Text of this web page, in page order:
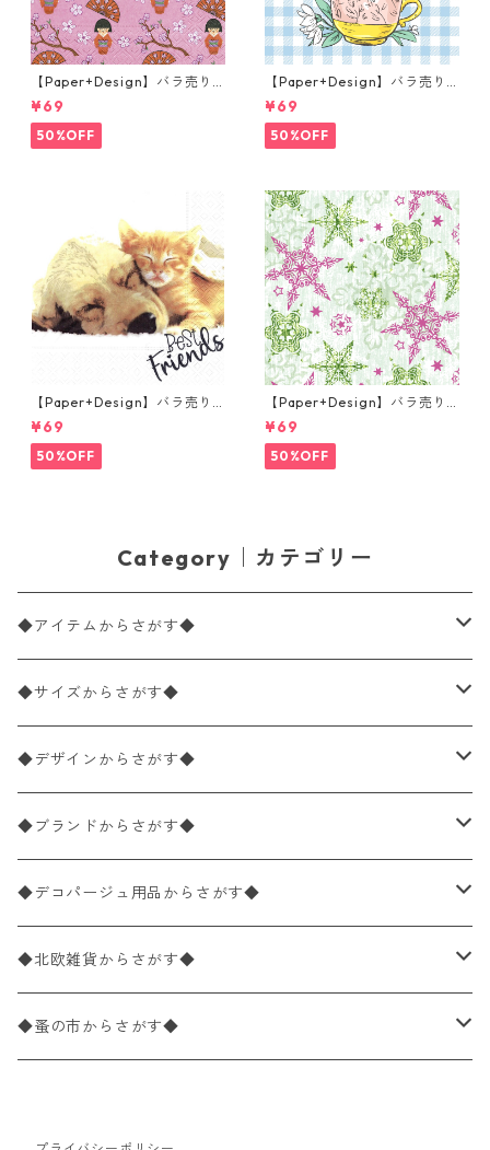
【Paper+Design】バラ売り2
枚 ランチサイズ ペーパーナプ
キン LITTLE GEISHA ピンク
¥69
50%OFF
【Paper+Design】バラ売り2
枚 ランチサイズ ペーパーナプ
キン Easter Cup ライトブル
ー
¥69
50%OFF
【Paper+Design】バラ売り2
枚 ランチサイズ ペーパーナプ
キン Dog & Cat ホワイト
¥69
50%OFF
【Paper+Design】バラ売り2
枚 ランチサイズ ペーパーナプ
キン DELICATE STARS グリー
ン
¥69
50%OFF
Category｜カテゴリー
◆アイテムからさがす◆
ペーパーナプキン2枚バラ売り
ペーパーナプキン1枚バラ売り
ペーパーナプキン20枚入りパック
ペーパーナプキン10枚入りパック
ライスペーパー
ペーパーリネンナプキン
◆サイズからさがす◆
33×33cm（ランチサイズ）
バラ売り
パック売り
25×25cm（カクテルサイズ）
バラ売り
パック売り
40×40cm（ディナーサイズ）
バラ売り
パック売り
21×21cm（ポケットサイズ）
バラ売り
33cm（ラウンド）
◆デザインからさがす◆
花柄
植物・グリーン柄
動物・鳥・昆虫・蝶柄
海・魚柄
◆ブランドからさがす◆
ドイツ製 IHR/イア
ランチサイズ
カクテルサイズ
ドイツ製 Ambiente/アンビエンテ
ランチサイズ
ドイツ製 Paperproducts Design
◆デコパージュ用品からさがす◆
デコパージュ液
デコパージュ下地
◆北欧雑貨からさがす◆
シリコンモールド
◆蚤の市からさがす◆